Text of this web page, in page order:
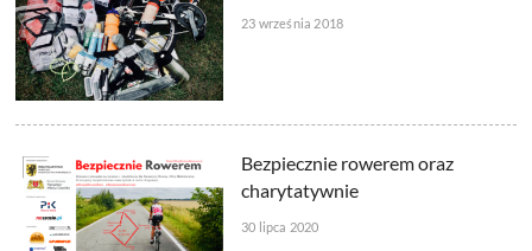
23 września 2018
Bezpiecznie rowerem oraz
charytatywnie
30 lipca 2020